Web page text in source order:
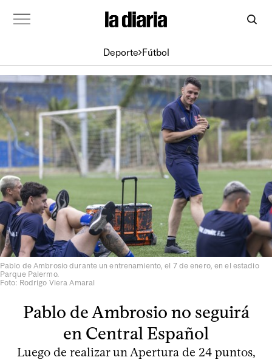
Deporte Fútbol
Pablo de Ambrosio durante un entrenamiento, el 7 de enero, en el estadio
Parque Palermo.
Foto: Rodrigo Viera Amaral
Pablo de Ambrosio no seguirá
en Central Español
Luego de realizar un Apertura de 24 puntos,